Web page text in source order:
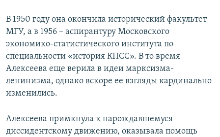
В 1950 году она окончила исторический факультет
МГУ, а в 1956 – аспирантуру Московского
экономико-статистического института по
специальности «история КПСС». В то время
Алексеева еще верила в идеи марксизма-
ленинизма, однако вскоре ее взгляды кардинально
изменились.
Алексеева примкнула к нарождавшемуся
диссидентскому движению, оказывала помощь